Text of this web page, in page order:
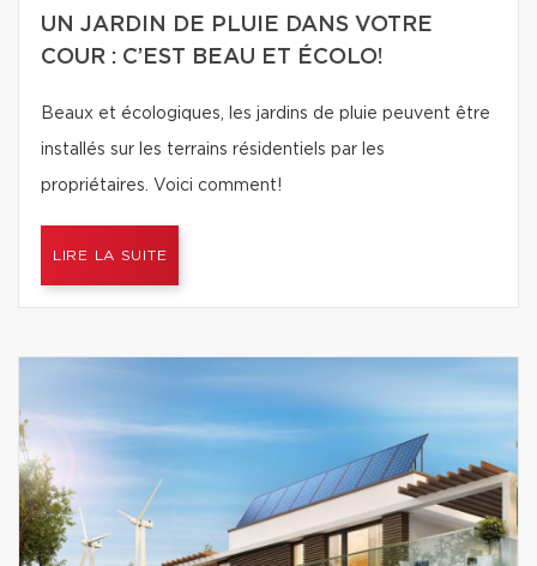
UN JARDIN DE PLUIE DANS VOTRE
COUR : C’EST BEAU ET ÉCOLO!
Beaux et écologiques, les jardins de pluie peuvent être
installés sur les terrains résidentiels par les
propriétaires. Voici comment!
LIRE LA SUITE